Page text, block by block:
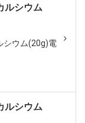
ルシウム
シウム(20g)電
ルシウム